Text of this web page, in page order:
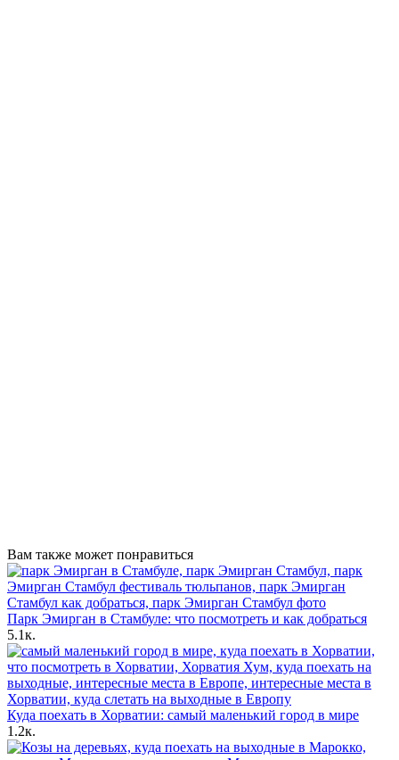
Вам также может понравиться
Парк Эмирган в Стамбуле: что посмотреть и как добраться
5.1к.
Куда поехать в Хорватии: самый маленький город в мире
1.2к.